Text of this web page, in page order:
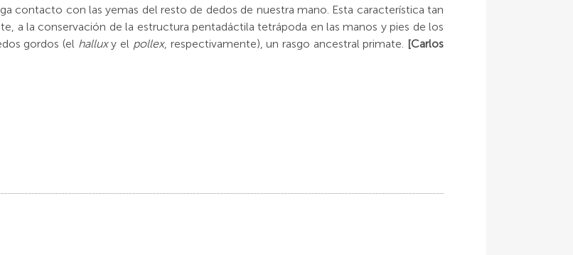
contacto con las yemas del resto de dedos de nuestra mano. Esta característica tan
a la conservación de la estructura pentadáctila tetrápoda en las manos y pies de los
gordos (el halluxy el pollex, respectivamente), un rasgo ancestral primate. [Carlos